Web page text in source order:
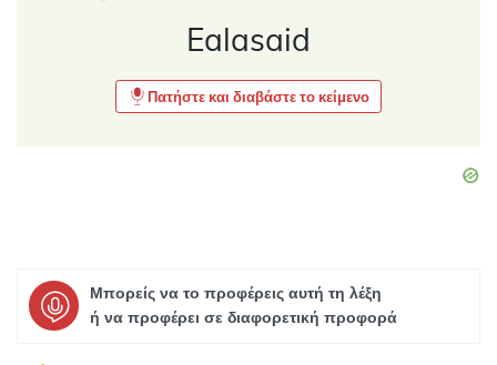
Ealasaid
Πατήστε και διαβάστε το κείμενο
Μπορείς να το προφέρεις αυτή τη λέξη
ή να προφέρει σε διαφορετική προφορά